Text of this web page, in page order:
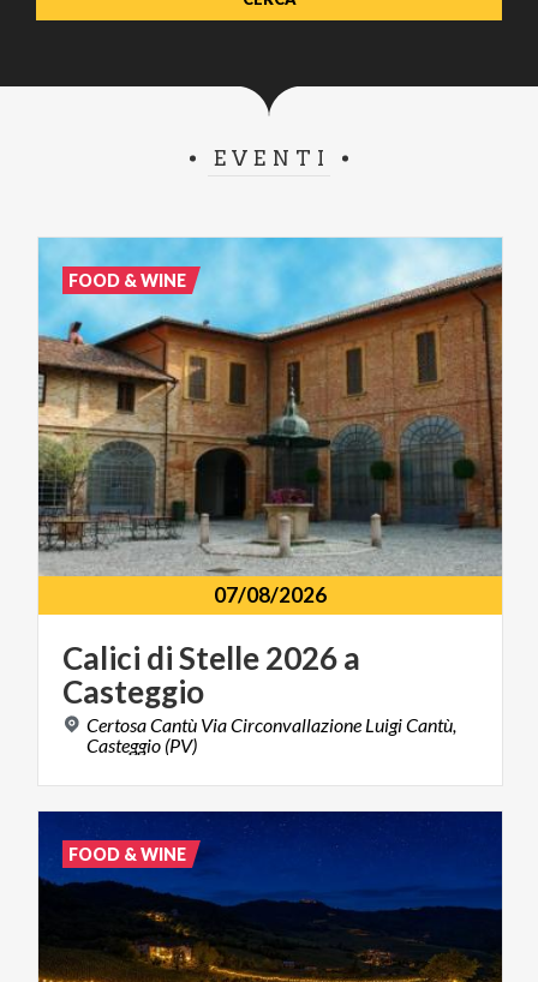
EVENTI
07/08/2026
Calici diStelle2026a
Casteggio
Certosa Cantù Via Circonvallazione Luigi Cantù,
Casteggio (PV)
FOOD & WINE
FOOD & WINE